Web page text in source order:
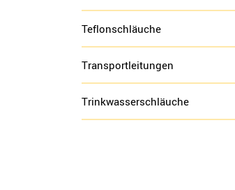
Teflonschläuche
Transportleitungen
Trinkwasserschläuche